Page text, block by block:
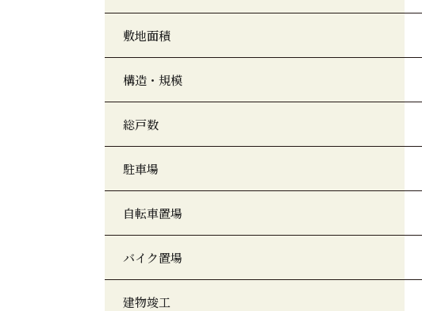
敷地面積
構造・規模
総戸数
駐車場
自転車置場
バイク置場
建物竣工